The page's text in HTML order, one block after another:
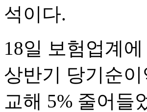
석이다.
18일 보험업계
상반기 당기순
교해 5% 줄어들